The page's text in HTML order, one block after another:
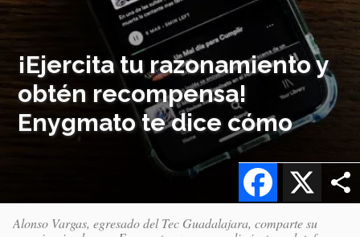
¡Ejercita tu razonamiento y
obtén recompensa!
Enygmato te dice cómo
X
Facebook
Alonso Vargas, egresado del Tec Guadalajara, comparte su